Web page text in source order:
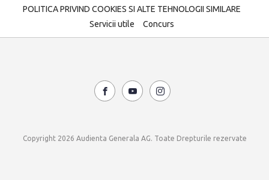
POLITICA PRIVIND COOKIES SI ALTE TEHNOLOGII SIMILARE
Servicii utile
Concurs
Copyright 2026 Audienta Generala AG. Toate Drepturile rezervate